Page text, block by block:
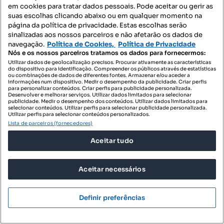
3350 €256,12 €/m²
Garagem para venda
Preço por metro quadrado
13.08 m²
em cookies para tratar dados pessoais. Pode aceitar ou gerir as
suas escolhas clicando abaixo ou em qualquer momento na
página da política de privacidade. Estas escolhas serão
sinalizadas aos nossos parceiros e não afetarão os dados de
navegação. Política de Cookies, Política de Privacidade
Nós e os nossos parceiros tratamos os dados para fornecermos:
Utilizar dados de geolocalização precisos. Procurar ativamente as características
do dispositivo para identificação. Compreender os públicos através de estatísticas
ou combinações de dados de diferentes fontes. Armazenar e/ou aceder a
informações num dispositivo. Medir o desempenho da publicidade. Criar perfis
para personalizar conteúdos. Criar perfis para publicidade personalizada.
Desenvolver e melhorar serviços. Utilizar dados limitados para selecionar
publicidade. Medir o desempenho dos conteúdos. Utilizar dados limitados para
selecionar conteúdos. Utilizar perfis para selecionar publicidade personalizada.
Utilizar perfis para selecionar conteúdos personalizados.
Lista de parceiros (fornecedores)
Aceitar tudo
Aceitar necessários
Definir preferências